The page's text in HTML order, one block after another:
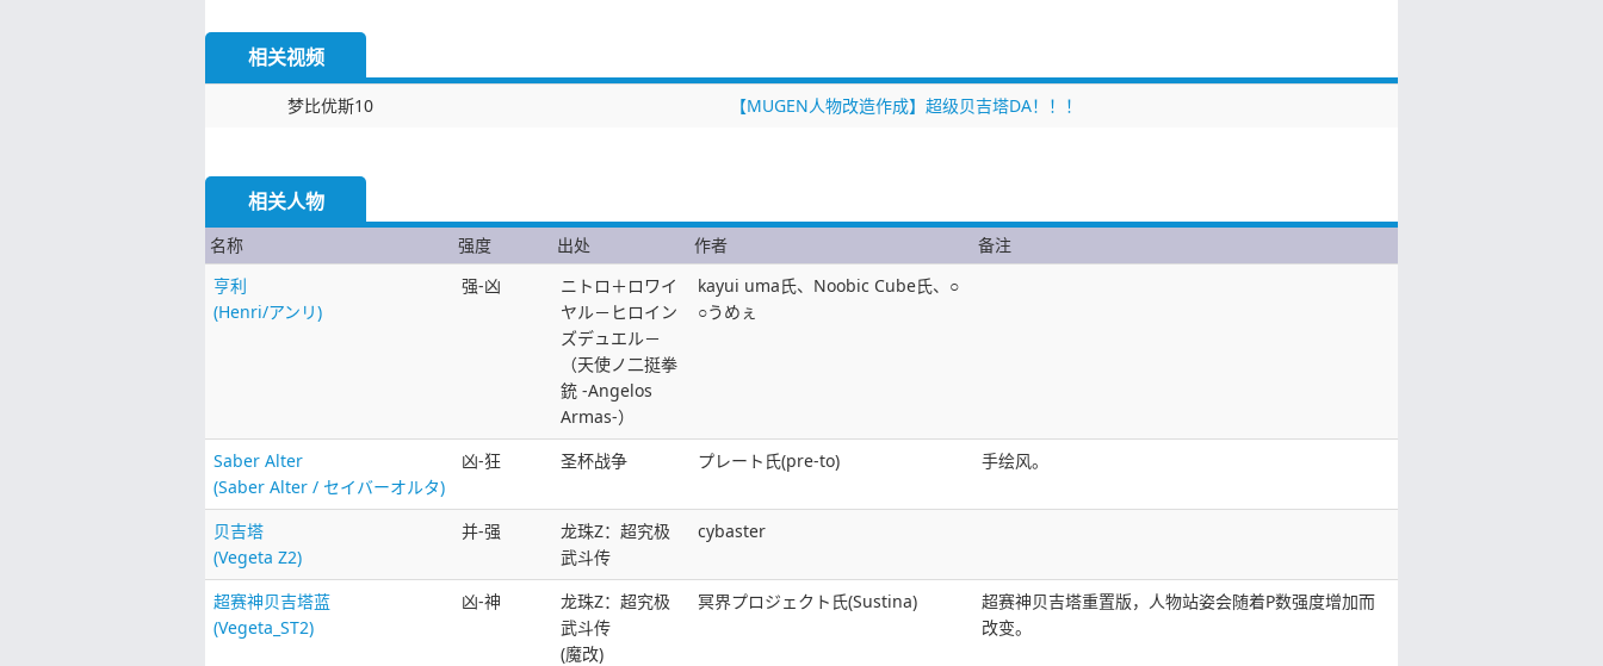
相关视频
梦比优斯10 【MUGEN人物改造作成】超级贝吉塔DA！！！
相关人物
名称 强度 出处 作者
备注
亨利
(Henri/アンリ)
强-凶
ニトロ＋ロワイ
ヤル－ヒロイン
ズデュエル－
（天使ノ二挺拳
銃 -Angelos
Armas-）
kayui uma氏、Noobic Cube氏、○
○うめぇ
Saber Alter
(Saber Alter / セイバーオルタ)
凶-狂 圣杯战争 プレート氏(pre-to) 手绘风。
贝吉塔
(Vegeta Z2)
并-强
龙珠Z：超究极
武斗传
cybaster
超赛神贝吉塔蓝
(Vegeta_ST2)
凶-神
龙珠Z：超究极
武斗传
(魔改)
冥界プロジェクト氏(Sustina)
超赛神贝吉塔重置版，人物站姿会随着P数强度增加而
改变。